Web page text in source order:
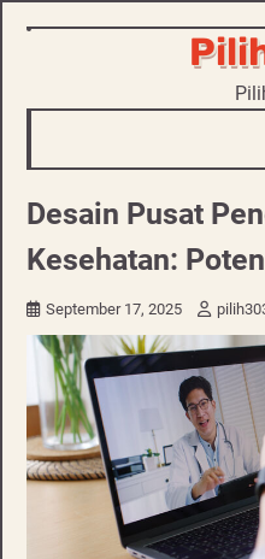
Skip
Desain Pusat
Kesehatan:
September 17, 2025